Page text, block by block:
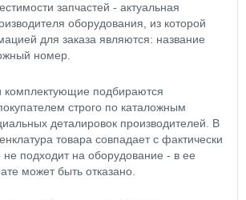
запчастей - актуальная
оборудования, из которой
для заказа являются: название
номер.
комплектующие подбираются
строго по каталожным
деталировок производителей. В
товара совпадает с фактически
не подходит на оборудование - в ее
может быть отказано.